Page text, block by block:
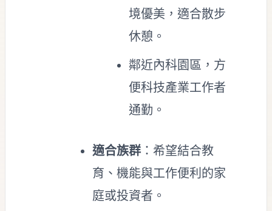
境優美，適合散步
休憩。
鄰近內科園區，方
便科技產業工作者
通勤。
適合族群 ：希望結合教
育、機能與工作便利的家
庭或投資者。